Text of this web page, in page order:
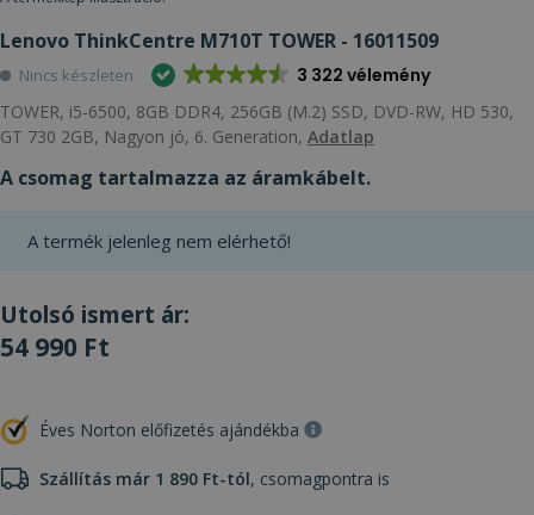
Lenovo ThinkCentre M710T TOWER - 16011509
Nincs készleten 3 322 vélemény
TOWER, i5-6500, 8GB DDR4, 256GB (M.2) SSD, DVD-RW, HD 530,
GT 730 2GB, Nagyon jó, 6. Generation, Adatlap
A csomag tartalmazza az áramkábelt.
A termék jelenleg nem elérhető!
Utolsó ismert ár:
54 990 Ft
Éves Norton előfizetés ajándékba
Szállítás már 1 890 Ft-tól, csomagpontra is